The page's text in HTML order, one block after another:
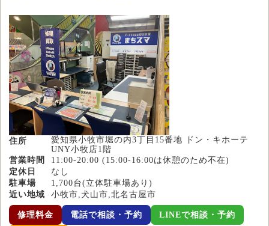
住所
愛知県小牧市堀の内3丁目15番地 ドン・キホーテ
UNY小牧店1階
営業時間
11:00-20:00 (15:00-16:00は休憩のため不在)
定休日
なし
駐車場
1,700台(立体駐車場あり)
近い地域
小牧市,犬山市,北名古屋市
修理料金 電話で相談・予約 LINEで相談・予約